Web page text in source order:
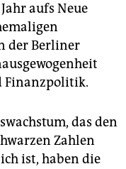
aufs Neue
der Berliner
Finanzpolitik.
das den
Zahlen
ist, haben die